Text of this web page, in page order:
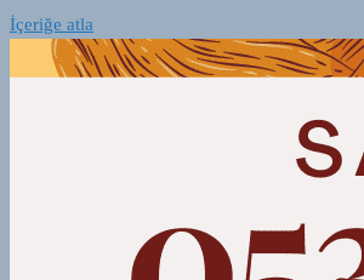
İçeriğe atla